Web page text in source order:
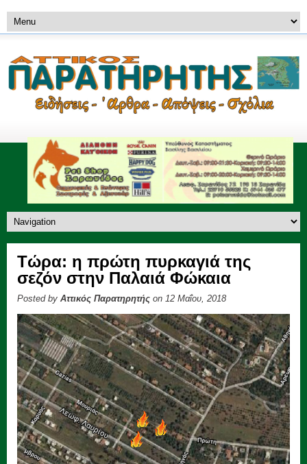
Τώρα: η πρώτη πυρκαγιά της
σεζόν στην Παλαιά Φώκαια
Posted by Αττικός Παρατηρητής on 12 Μαΐου, 2018